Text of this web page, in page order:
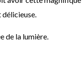
de la lumière.